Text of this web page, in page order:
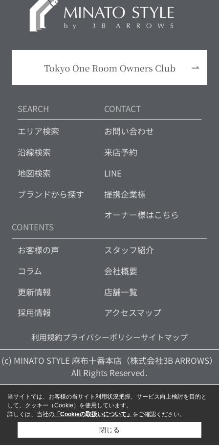
SEARCH
エリア検索
沿線検索
地図検索
ブランドから探す
CONTACT
お問い合わせ
来店予約
LINE
提携企業様
オーナー様はこちら
CONTENTS
お客様の声
コラム
更新情報
採用情報
スタッフ紹介
会社概要
店舗一覧
アクセスマップ
利用規約プライバシーポリシーサイトマップ
(c) MINATO STYLE 麻布十番本店（株式会社3B ARROWS）
All Rights Reserved.
当サイトでは、お客様の当サイト利用状況把握、サービス向上検討を目的と
して、クッキー（Cookie）を使用しています。
詳しくは、当社の 「Cookieの取扱いについて」 をご確認ください。
閉じる